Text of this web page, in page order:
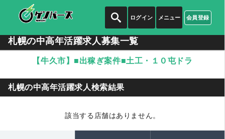
ログイン 会員登録
メニュー
札幌の中高年活躍求人募集一覧
【牛久市】■出稼ぎ案件■土工・１０屯ドラ
札幌の中高年活躍求人検索結果
該当する店舗はありません。